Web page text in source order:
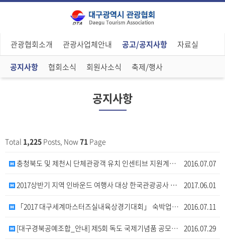
관광협회소개 관광사업체안내 공고/공지사항 자료실
공지사항 협회소식 회원사소식 축제/행사
공지사항
Total 1,225 Posts, Now71 Page
2016.07.07
충청북도 및 제천시 단체관광객 유치 인센티브 지원계획 …
2017.06.01
2017상반기 지역 인바운드 여행사 대상 한국관광공사 …
2016.07.11
「2017 대구세계마스터즈실내육상경기대회」 숙박업소 운…
2016.07.29
[대구경북공예조합_안내] 제5회 독도 국제기념품 공모전…